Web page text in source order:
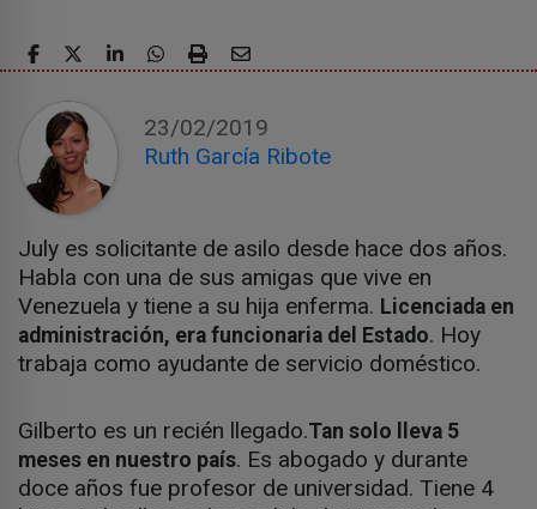
23/02/2019
Ruth García Ribote
July es solicitante de asilo desde hace dos años.
Habla con una de sus amigas que vive en
Venezuela y tiene a su hija enferma. Licenciada en
administración, era funcionaria del Estado. Hoy
trabaja como ayudante de servicio doméstico.
Gilberto es un recién llegado.Tan solo lleva 5
meses en nuestro país. Es abogado y durante
doce años fue profesor de universidad. Tiene 4